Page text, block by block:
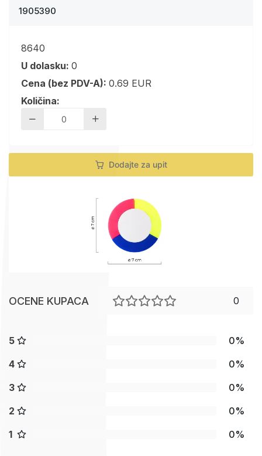
1905390
8640
U dolasku: 0
Cena (bez PDV-A): 0.69 EUR
Količina:
Dodajte za upit
OCENE KUPACA 0
5
0%
4
0%
3
0%
2
0%
1
0%